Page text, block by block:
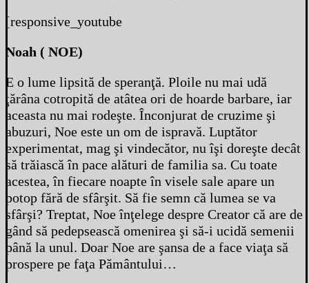
[responsive_youtube
Noah ( NOE)
E o lume lipsită de speranţă. Ploile nu mai udă
ţărâna cotropită de atâtea ori de hoarde barbare, iar
aceasta nu mai rodeşte. Înconjurat de cruzime şi
abuzuri, Noe este un om de ispravă. Luptător
experimentat, mag şi vindecător, nu îşi doreşte decât
să trăiască în pace alături de familia sa. Cu toate
acestea, în fiecare noapte în visele sale apare un
potop fără de sfârşit. Să fie semn că lumea se va
sfârşi? Treptat, Noe înţelege despre Creator că are de
gând să pedepsească omenirea şi să-i ucidă semenii
până la unul. Doar Noe are şansa de a face viaţa să
prospere pe faţa Pământului…